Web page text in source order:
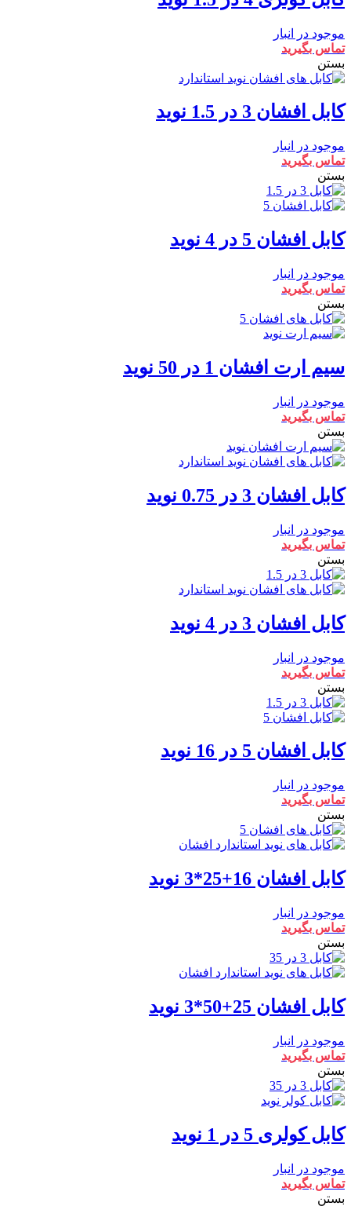
موجود در انبار
تماس بگیرید
بستن
کابل افشان 3 در 1.5 نوید
موجود در انبار
تماس بگیرید
بستن
کابل افشان 5 در 4 نوید
موجود در انبار
تماس بگیرید
بستن
سیم ارت افشان 1 در 50 نوید
موجود در انبار
تماس بگیرید
بستن
کابل افشان 3 در 0.75 نوید
موجود در انبار
تماس بگیرید
بستن
کابل افشان 3 در 4 نوید
موجود در انبار
تماس بگیرید
بستن
کابل افشان 5 در 16 نوید
موجود در انبار
تماس بگیرید
بستن
کابل افشان 16+25*3 نوید
موجود در انبار
تماس بگیرید
بستن
کابل افشان 25+50*3 نوید
موجود در انبار
تماس بگیرید
بستن
کابل کولری 5 در 1 نوید
موجود در انبار
تماس بگیرید
بستن